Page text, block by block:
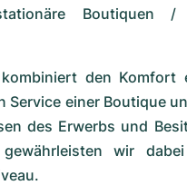
Boutiquen
kombiniert den
Service einer Boutique
des Erwerbs und
wir